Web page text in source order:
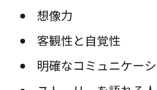
想像力
客観性と自覚性
明確なコミュニケー